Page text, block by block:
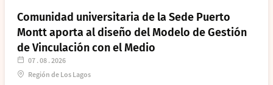
07 . 08 . 2026
Región de Los Lagos
Comunidad universitaria de la Sede Puerto
Montt aporta al diseño del Modelo de Gestión
de Vinculación con el Medio